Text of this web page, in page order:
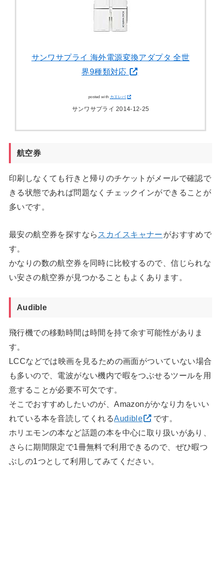
サンワサプライ 海外電源変換アダプタ 全世
界9種類対応
posted with カエレバ
サンワサプライ 2014-12-25
航空券
印刷しなくても行きと帰りのチケットがメールで確認で
きる状態であれば問題なくチェックインができることが
多いです。
最安の航空券を探すなら スカイスキャナー がおすすめで
す。
かなりの数の航空券を同時に比較するので、信じられな
い安さの航空券が見つかることもよくあります。
Audible
飛行機での移動時間は時間を持て余す可能性がありま
す。
LCCなどでは映画を見るための画面がついていない場合
も多いので、電波がない機内で暇をつぶせるツールを用
意することが必要不可欠です。
そこでおすすめしたいのが、Amazonがかなり力をいい
れている本を音読してくれるAudible
です。
ホリエモンの本など話題の本を中心に取り扱いがあり、
さらに期間限定で1冊無料で利用できるので、ぜひ暇つ
ぶしの1つとして利用してみてください。